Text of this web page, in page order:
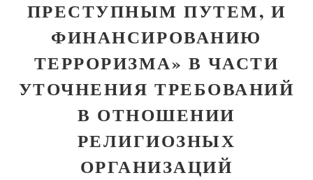
ПРЕСТУПНЫМ ПУТЕМ, И
ФИНАНСИРОВАНИЮ
ТЕРРОРИЗМА» В ЧАСТИ
УТОЧНЕНИЯ ТРЕБОВАНИЙ
В ОТНОШЕНИИ
РЕЛИГИОЗНЫХ
ОРГАНИЗАЦИЙ